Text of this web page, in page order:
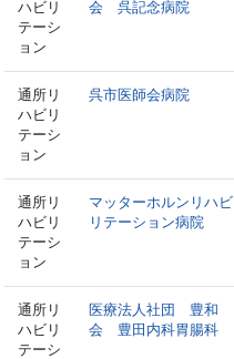
ハビリ
テーシ
ョン
会 呉記念病院
通所リ
ハビリ
テーシ
ョン
呉市医師会病院
通所リ
ハビリ
テーシ
ョン
マッターホルンリハビ
リテーション病院
通所リ
ハビリ
テーシ
医療法人社団 豊和
会 豊田内科胃腸科